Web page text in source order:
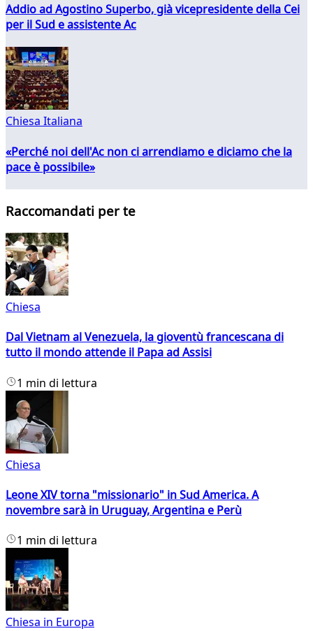
Addio ad Agostino Superbo, già vicepresidente della Cei
per il Sud e assistente Ac
Chiesa Italiana
«Perché noi dell'Ac non ci arrendiamo e diciamo che la
pace è possibile»
Raccomandati per te
Chiesa
Dal Vietnam al Venezuela, la gioventù francescana di
tutto il mondo attende il Papa ad Assisi
1 min di lettura
Chiesa
Leone XIV torna "missionario" in Sud America. A
novembre sarà in Uruguay, Argentina e Perù
1 min di lettura
Chiesa in Europa